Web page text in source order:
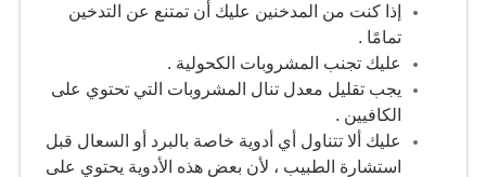
إذا كنت من المدخنين عليك أن تمتنع عن التدخين
تمامًا .
عليك تجنب المشروبات الكحولية .
يجب تقليل معدل تنال المشروبات التي تحتوي على
الكافيين .
عليك ألا تتناول أي أدوية خاصة بالبرد أو السعال قبل
استشارة الطبيب ، لأن بعض هذه الأدوية يحتوي على